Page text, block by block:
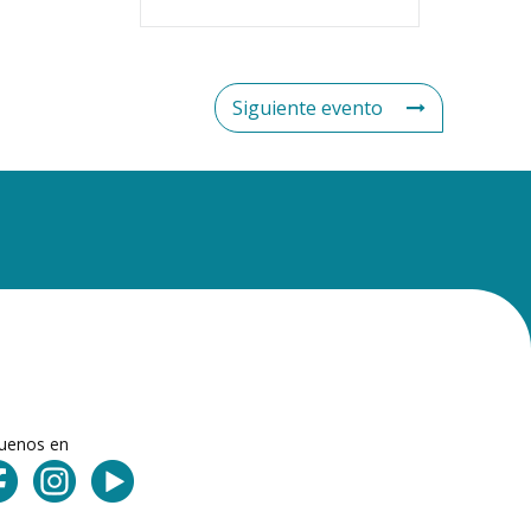
Siguiente evento
en